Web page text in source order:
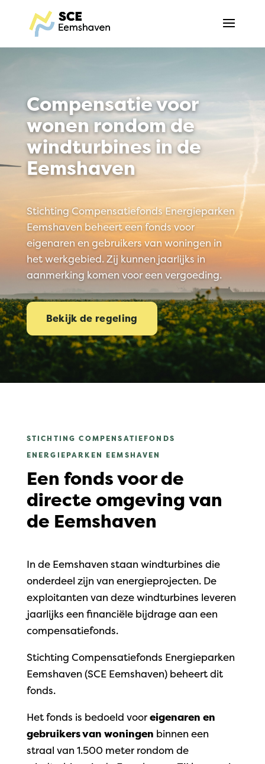
Compensatie voor
wonen rondom de
windturbines in de
Eemshaven
Stichting Compensatiefonds Energieparken
Eemshaven beheert een fonds voor
eigenaren en gebruikers van woningen in
het werkgebied. Zij kunnen jaarlijks in
aanmerking komen voor een vergoeding.
Bekijk de regeling
STICHTING COMPENSATIEFONDS
ENERGIEPARKEN EEMSHAVEN
Een fonds voor de
directe omgeving van
de Eemshaven
In de Eemshaven staan windturbines die
onderdeel zijn van energieprojecten. De
exploitanten van deze windturbines leveren
jaarlijks een financiële bijdrage aan een
compensatiefonds.
Stichting Compensatiefonds Energieparken
Eemshaven (SCE Eemshaven) beheert dit
fonds.
Het fonds is bedoeld vooreigenaren en
gebruikers van woningen binnen een
straal van 1.500 meter rondom de